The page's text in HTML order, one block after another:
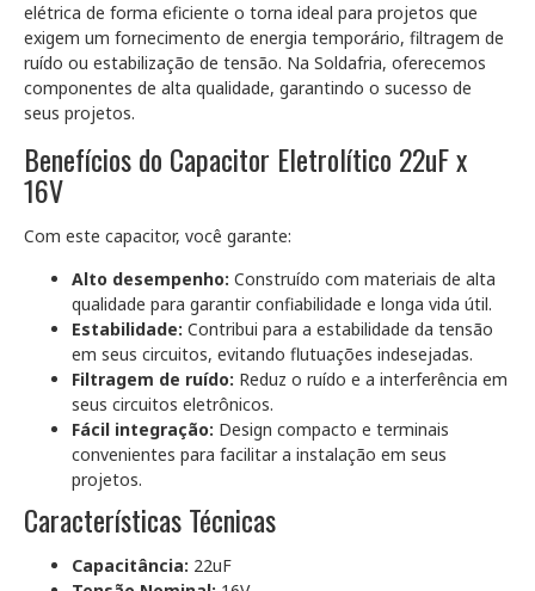
elétrica de forma eficiente o torna ideal para projetos que
exigem um fornecimento de energia temporário, filtragem de
ruído ou estabilização de tensão. Na Soldafria, oferecemos
componentes de alta qualidade, garantindo o sucesso de
seus projetos.
Benefícios do Capacitor Eletrolítico 22uF x
16V
Com este capacitor, você garante:
Alto desempenho: Construído com materiais de alta
qualidade para garantir confiabilidade e longa vida útil.
Estabilidade: Contribui para a estabilidade da tensão
em seus circuitos, evitando flutuações indesejadas.
Filtragem de ruído: Reduz o ruído e a interferência em
seus circuitos eletrônicos.
Fácil integração: Design compacto e terminais
convenientes para facilitar a instalação em seus
projetos.
Características Técnicas
Capacitância: 22uF